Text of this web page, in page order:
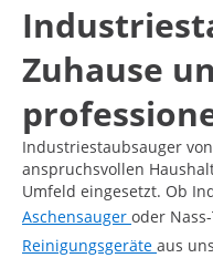
Zuhause
Industriestaubsauger
anspruchsvollen
Umfeld eingesetzt. Ob
Aschensauger oder
Reinigungsgeräte aus